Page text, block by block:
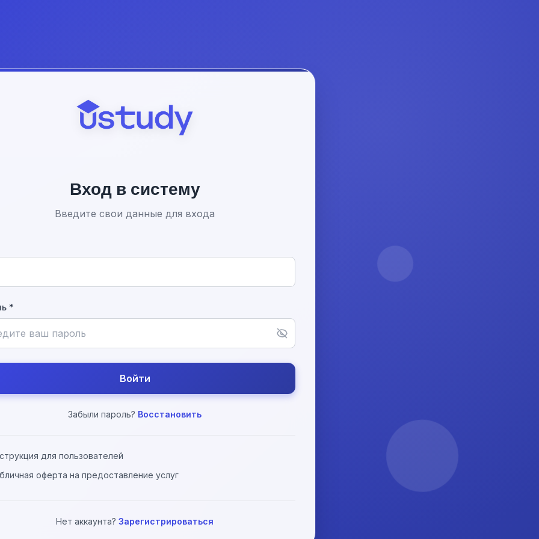
Вход в систему
Введите свои данные для входа
*
Войти
Забыли пароль? Восстановить
для пользователей
оферта на предоставление услуг
Нет аккаунта? Зарегистрироваться